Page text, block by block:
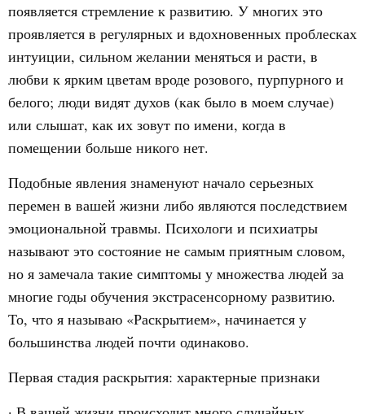
появляется стремление к развитию. У многих это
проявляется в регулярных и вдохновенных проблесках
интуиции, сильном желании меняться и расти, в
любви к ярким цветам вроде розового, пурпурного и
белого; люди видят духов (как было в моем случае)
или слышат, как их зовут по имени, когда в
помещении больше никого нет.
Подобные явления знаменуют начало серьезных
перемен в вашей жизни либо являются последствием
эмоциональной травмы. Психологи и психиатры
называют это состояние не самым приятным словом,
но я замечала такие симптомы у множества людей за
многие годы обучения экстрасенсорному развитию.
То, что я называю «Раскрытием», начинается у
большинства людей почти одинаково.
Первая стадия раскрытия: характерные признаки